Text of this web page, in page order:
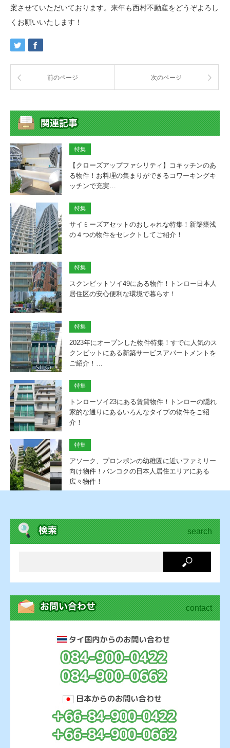
案させていただいております。来年も西村不動産をどうぞよろし
くお願いいたします！
前のページ 次のページ
特集
【クローズアップファシリティ】コキッチンのあ
る物件！お料理の集まりができるコワーキングキ
ッチンで充実…
特集
サイミーズアセットのおしゃれな特集！新築築浅
の４つの物件をセレクトしてご紹介！
特集
スクンビットソイ49にある物件！トンロー日本人
居住区の安心便利な環境で暮らす！
特集
2023年にオープンした物件特集！すでに人気のス
クンビットにある新築サービスアパートメントを
ご紹介！…
特集
トンローソイ23にある賃貸物件！トンローの隠れ
家的な通りにあるいろんなタイプの物件をご紹
介！
特集
アソーク、プロンポンの幼稚園に近いファミリー
向け物件！バンコクの日本人居住エリアにある
広々物件！
search
contact